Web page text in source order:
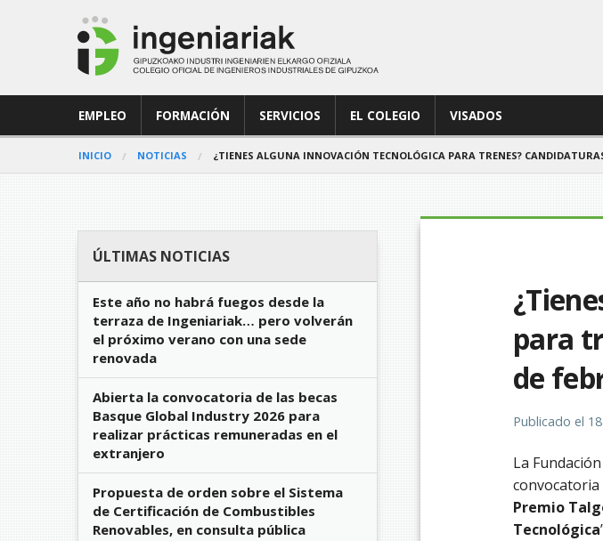
EMPLEO FORMACIÓN SERVICIOS EL COLEGIO VISADOS
INICIO NOTICIAS ¿TIENES ALGUNA INNOVACIÓN TECNOLÓGICA PARA TRENES?
para
de
Publicado el
La
convocatoria
Premio
Tecnológica
ÚLTIMAS NOTICIAS
Este año no habrá fuegos desde la
terraza de Ingeniariak… pero volverán
el próximo verano con una sede
renovada
Abierta la convocatoria de las becas
Basque Global Industry 2026 para
realizar prácticas remuneradas en el
extranjero
Propuesta de orden sobre el Sistema
de Certificación de Combustibles
Renovables, en consulta pública